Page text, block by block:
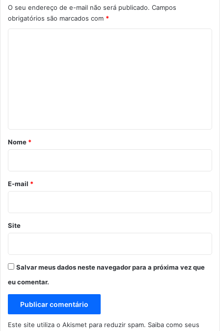
O seu endereço de e-mail não será publicado. Campos
obrigatórios são marcados com *
r
o
*
Nome *
E-mail *
Site
Salvar meus dados neste navegador para a próxima vez que
eu comentar.
Este site utiliza o Akismet para reduzir spam. Saiba como seus